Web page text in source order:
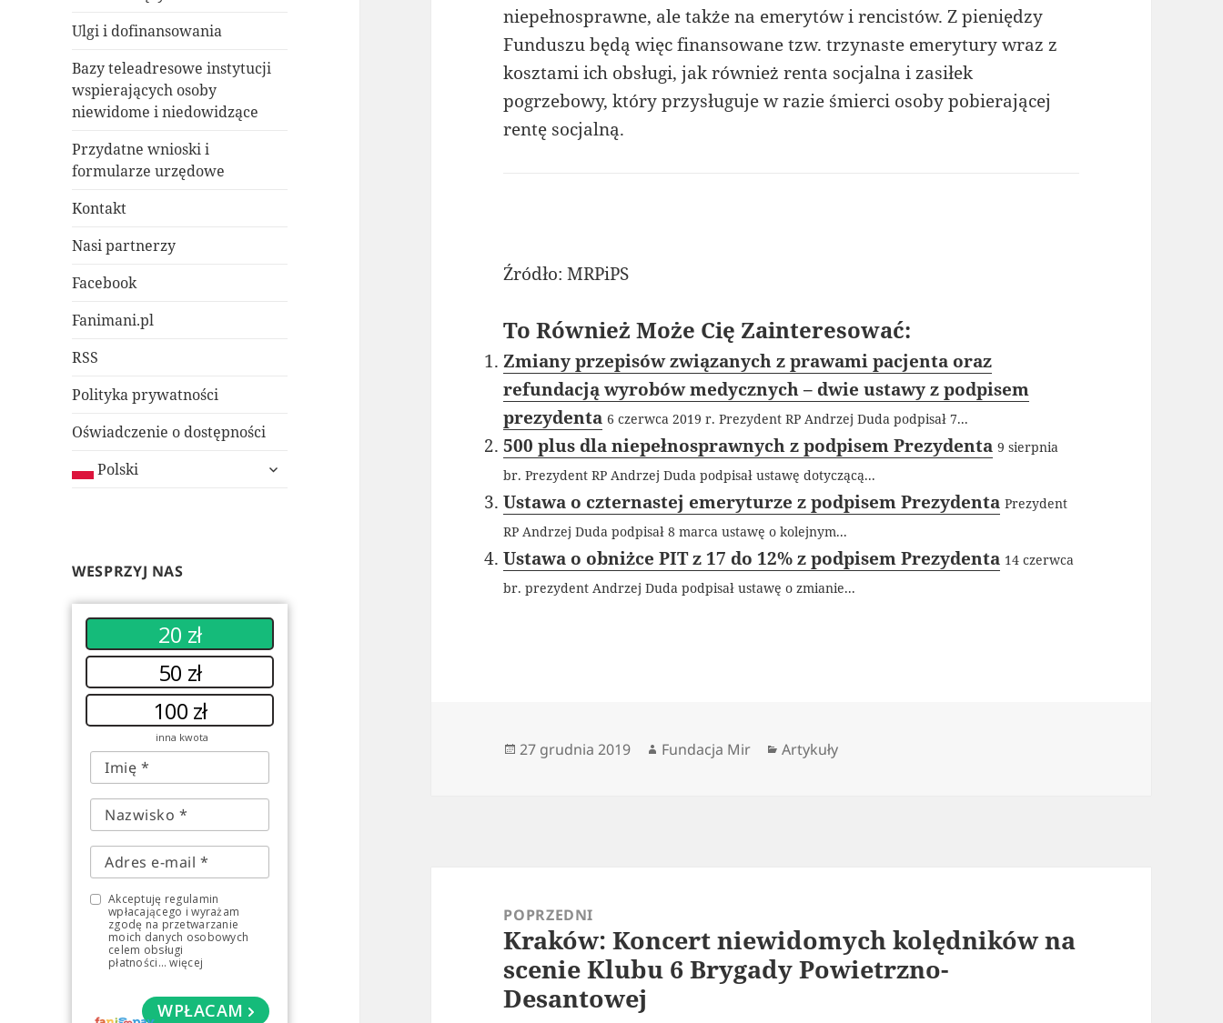
Ulgi i dofinansowania
Bazy teleadresowe instytucji
wspierających osoby
niewidome i niedowidzące
Przydatne wnioski i
formularze urzędowe
Kontakt
Nasi partnerzy
Facebook
Fanimani.pl
RSS
Polityka prywatności
Oświadczenie o dostępności
Polski
rozwiń
WESPRZYJ NAS
20 zł
50 zł
100 zł
inna kwota
Akceptuję regulamin
wpłacającego i wyrażam
zgodę na przetwarzanie
moich danych osobowych
celem obsługi
płatności... więcej
WPŁACAM
niepełnosprawne, ale także na emerytów i rencistów. Z pieniędzy
Funduszu będą więc finansowane tzw. trzynaste emerytury wraz z
kosztami ich obsługi, jak również renta socjalna i zasiłek
pogrzebowy, który przysługuje w razie śmierci osoby pobierającej
rentę socjalną.
Źródło: MRPiPS
To Również Może Cię Zainteresować:
Zmiany przepisów związanych z prawami pacjenta oraz
refundacją wyrobów medycznych – dwie ustawy z podpisem
prezydenta 6 czerwca 2019 r. Prezydent RP Andrzej Duda podpisał 7...
500 plus dla niepełnosprawnych z podpisem Prezydenta 9 sierpnia
br. Prezydent RP Andrzej Duda podpisał ustawę dotyczącą...
Ustawa o czternastej emeryturze z podpisem Prezydenta Prezydent
RP Andrzej Duda podpisał 8 marca ustawę o kolejnym...
Ustawa o obniżce PIT z 17 do 12% z podpisem Prezydenta 14 czerwca
br. prezydent Andrzej Duda podpisał ustawę o zmianie...
Data
27 grudnia 2019 Autor
Fundacja Mir Kategorie
Artykuły
POPRZEDNI
Poprzedni
wpis:
Kraków: Koncert niewidomych kolędników na
scenie Klubu 6 Brygady Powietrzno-
Desantowej